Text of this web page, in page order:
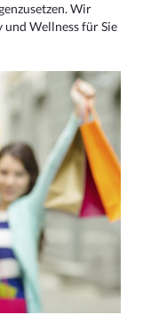
Wir
und Wellness für Sie